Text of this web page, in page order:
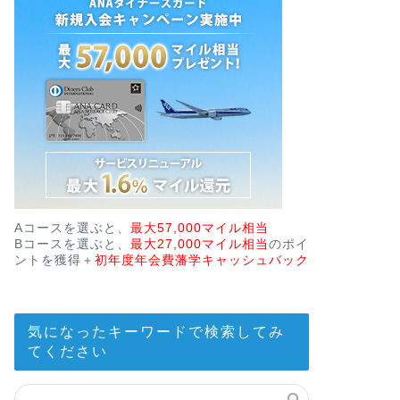
Aコースを選ぶと、 最大57,000マイル相当
Bコースを選ぶと、 最大27,000マイル相当 のポイ
ントを獲得＋ 初年度年会費藩学キャッシュバック
気になったキーワードで検索してみ
てください